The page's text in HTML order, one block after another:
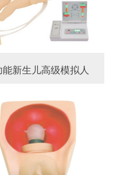
能新生儿高级模拟人